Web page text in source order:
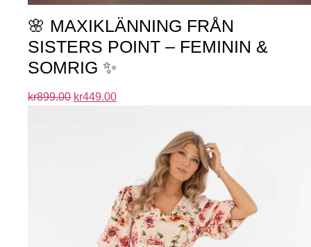
🌸 MAXIKLÄNNING FRÅN
SISTERS POINT – FEMININ &
SOMRIG ✨
kr899.00 kr449.00